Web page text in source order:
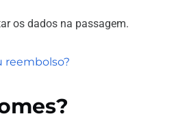
os dados na passagem.
reembolso?